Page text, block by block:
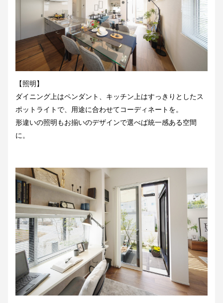
【照明】
ダイニング上はペンダント、キッチン上はすっきりとしたス
ポットライトで、用途に合わせてコーディネートを。
形違いの照明もお揃いのデザインで選べば統一感ある空間
に。